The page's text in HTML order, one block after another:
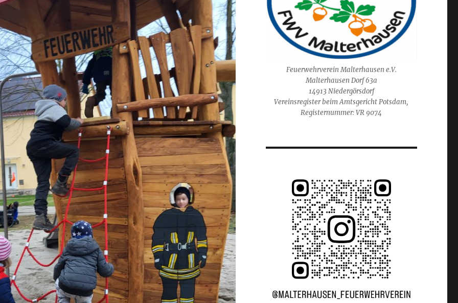
Feuerwehrverein Malterhausen e.V.
Malterhausen Dorf 63a
14913 Niedergörsdorf
Vereinsregister beim Amtsgericht Potsdam,
Registernummer: VR 9074